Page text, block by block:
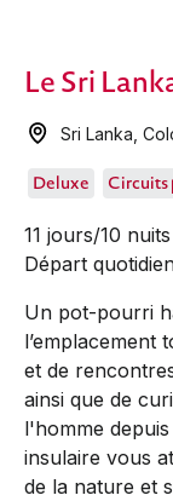
Le Sri
Sri Lanka ,
Deluxe Circuits
11 jours/10
Départ
Un pot-pourri
l’emplacement
et de
ainsi que de
l'homme
insulaire vous
de la nature et